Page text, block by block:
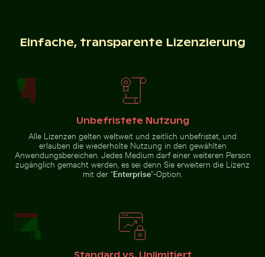
Felsformationen des
Ferdinandsteins im Nationalpark
Sächsische Schweiz
Eleganter Tulpenstrauß in
Glasvase
Verkehr am Ratchaprasong-Kreuzung in Bangkok
Verkehr am Ratchaprasong-
Nahaufnahme von
Nahaufnahme von frischen
grünen Blättern mit Wirbeleffekt
Palme Silhouette gegen einen bunten
Olympiaturm mit Blumen im
Einfache, transparente Lizenzierung
Unbefristete Nutzung
Alle Lizenzen gelten weltweit und zeitlich unbefristet, und
erlauben die wiederholte Nutzung in den gewählten
Anwendungsbereichen. Jedes Medium darf einer weiteren Person
zugänglich gemacht werden, es sei denn Sie erweitern die Lizenz
mit der “Enterprise”-Option.